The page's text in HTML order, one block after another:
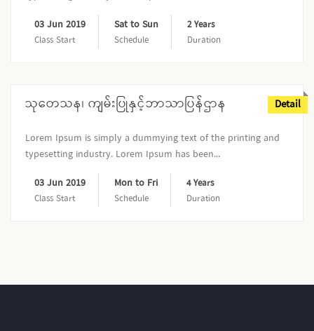
03 Jun 2019
Class Start
Sat to Sun
Schedule
2 Years
Duration
Detail
သုတေသန၊ ကျမ်းပြုနှင့်ဘာသာပြန်ဌာန
Lorem Ipsum is simply a dummying text of the printing and
typesetting industry. Lorem Ipsum has been...
03 Jun 2019
Class Start
Mon to Fri
Schedule
4 Years
Duration